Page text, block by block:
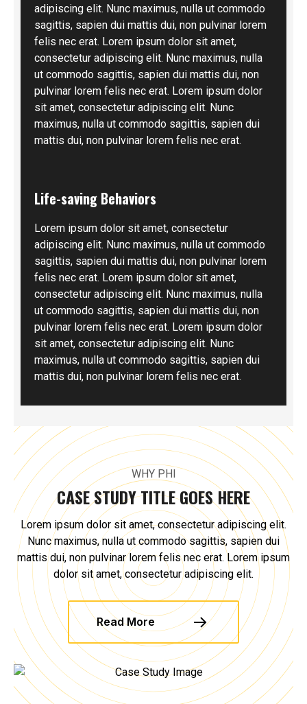
adipiscing elit. Nunc maximus, nulla ut commodo
sagittis, sapien dui mattis dui, non pulvinar lorem
felis nec erat. Lorem ipsum dolor sit amet,
consectetur adipiscing elit. Nunc maximus, nulla
ut commodo sagittis, sapien dui mattis dui, non
pulvinar lorem felis nec erat. Lorem ipsum dolor
sit amet, consectetur adipiscing elit. Nunc
maximus, nulla ut commodo sagittis, sapien dui
mattis dui, non pulvinar lorem felis nec erat.
Life-saving Behaviors
Lorem ipsum dolor sit amet, consectetur
adipiscing elit. Nunc maximus, nulla ut commodo
sagittis, sapien dui mattis dui, non pulvinar lorem
felis nec erat. Lorem ipsum dolor sit amet,
consectetur adipiscing elit. Nunc maximus, nulla
ut commodo sagittis, sapien dui mattis dui, non
pulvinar lorem felis nec erat. Lorem ipsum dolor
sit amet, consectetur adipiscing elit. Nunc
maximus, nulla ut commodo sagittis, sapien dui
mattis dui, non pulvinar lorem felis nec erat.
WHY PHI
CASE STUDY TITLE GOES HERE
Lorem ipsum dolor sit amet, consectetur adipiscing elit.
Nunc maximus, nulla ut commodo sagittis, sapien dui
mattis dui, non pulvinar lorem felis nec erat. Lorem ipsum
dolor sit amet, consectetur adipiscing elit.
Read More